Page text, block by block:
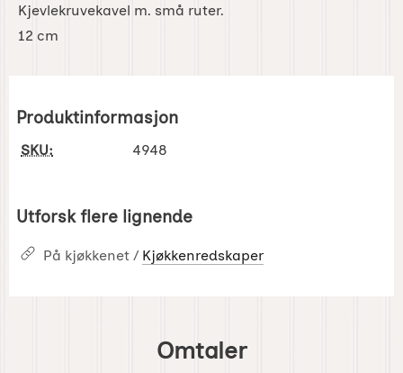
Kjevlekruvekavel m. små ruter.
12 cm
Produktinformasjon
SKU: 4948
Utforsk flere lignende
På kjøkkenet / Kjøkkenredskaper
Omtaler